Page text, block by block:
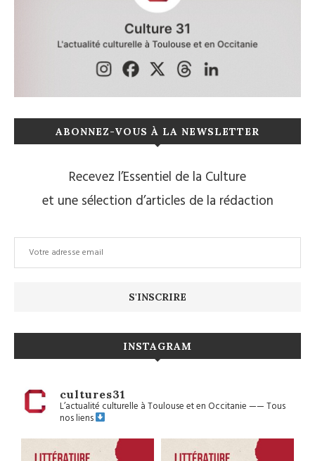
ABONNEZ-VOUS À LA NEWSLETTER
Recevez l’Essentiel de la Culture
et une sélection d’articles de la rédaction
INSTAGRAM
cultures31
L’actualité culturelle à Toulouse et en Occitanie——Tous
nos liens